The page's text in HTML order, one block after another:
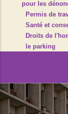
pour les
Permis de
Santé et
Droits de
le parking